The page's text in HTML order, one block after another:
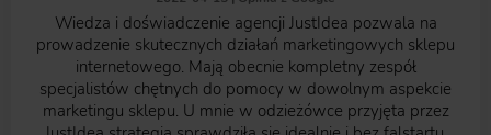
agencji, która faktycznie dostarcza wyniki, to
zdecydowanie polecam JustIdea.pl! Marcel wielkie dzięki
za zaangażowanie i za wszystko co dla nas robisz !!!!
Wiedza i doświadczenie agencji JustIdea pozwala na
prowadzenie skutecznych działań marketingowych sklepu
internetowego. Mają obecnie kompletny zespół
specjalistów chętnych do pomocy w dowolnym aspekcie
marketingu sklepu. U mnie w odzieżówce przyjęta przez